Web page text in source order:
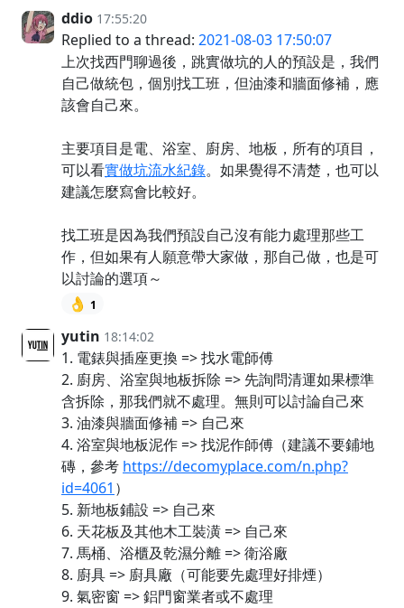
ddio 17:55:20
Replied to a thread: 2021-08-03 17:50:07
上次找西門聊過後，跳實做坑的人的預設是，我們
自己做統包，個別找工班，但油漆和牆面修補，應
該會自己來。
主要項目是電、浴室、廚房、地板，所有的項目，
可以看實做坑流水紀錄。如果覺得不清楚，也可以
建議怎麼寫會比較好。
找工班是因為我們預設自己沒有能力處理那些工
作，但如果有人願意帶大家做，那自己做，也是可
以討論的選項～
👌 1
yutin 18:14:02
1. 電錶與插座更換 => 找水電師傅
2. 廚房、浴室與地板拆除 => 先詢問清運如果標準
含拆除，那我們就不處理。無則可以討論自己來
3. 油漆與牆面修補 => 自己來
4. 浴室與地板泥作 => 找泥作師傅（建議不要鋪地
磚，參考 https://decomyplace.com/n.php?
id=4061 ）
5. 新地板鋪設 => 自己來
6. 天花板及其他木工裝潢 => 自己來
7. 馬桶、浴櫃及乾濕分離 => 衛浴廠
8. 廚具 => 廚具廠（可能要先處理好排煙）
9. 氣密窗 => 鋁門窗業者或不處理